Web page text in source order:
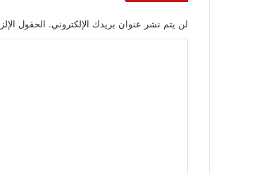
لن يتم نشر عنوان بريدك الإلكتروني. الحقول